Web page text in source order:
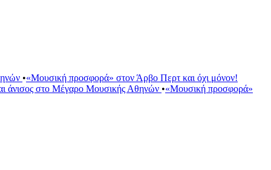
•«Μουσική προσφορά» στον Άρβο Περτ και όχι μόνον!
άνισος στο Μέγαρο Μουσικής Αθηνών •«Μουσική προσφορά»